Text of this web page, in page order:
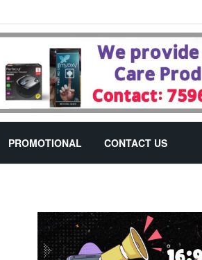
PROMOTIONAL CONTACT US